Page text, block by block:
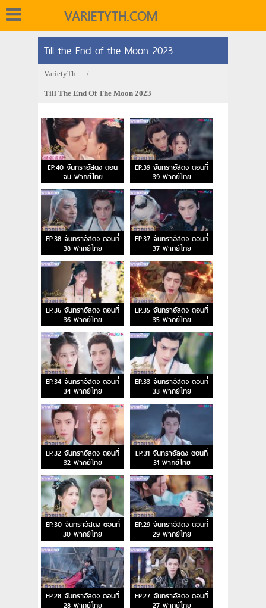
VARIETYTH.COM
Till the End of the Moon 2023
VarietyTh /
Till The End Of The Moon 2023
EP.40 จันทราอัสดง ตอน
จบ พากย์ไทย
EP.39 จันทราอัสดง ตอนที่
39 พากย์ไทย
EP.38 จันทราอัสดง ตอนที่
38 พากย์ไทย
EP.37 จันทราอัสดง ตอนที่
37 พากย์ไทย
EP.36 จันทราอัสดง ตอนที่
36 พากย์ไทย
EP.35 จันทราอัสดง ตอนที่
35 พากย์ไทย
EP.34 จันทราอัสดง ตอนที่
34 พากย์ไทย
EP.33 จันทราอัสดง ตอนที่
33 พากย์ไทย
EP.32 จันทราอัสดง ตอนที่
32 พากย์ไทย
EP.31 จันทราอัสดง ตอนที่
31 พากย์ไทย
EP.30 จันทราอัสดง ตอนที่
30 พากย์ไทย
EP.29 จันทราอัสดง ตอนที่
29 พากย์ไทย
EP.28 จันทราอัสดง ตอนที่
28 พากย์ไทย
EP.27 จันทราอัสดง ตอนที่
27 พากย์ไทย